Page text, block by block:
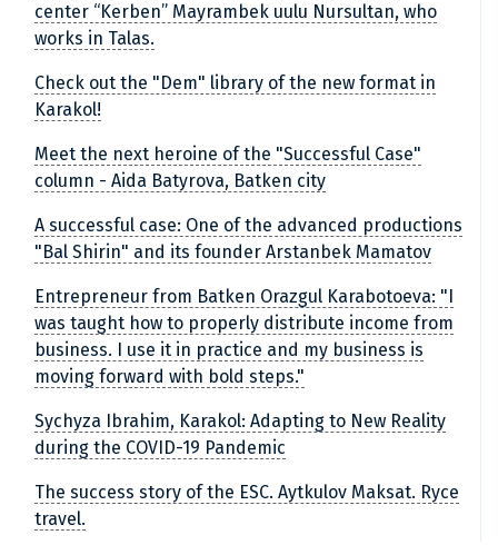
center “Kerben” Mayrambek uulu Nursultan, who
works in Talas.
Check out the "Dem" library of the new format in
Karakol!
Meet the next heroine of the "Successful Case"
column - Aida Batyrova, Batken city
A successful case: One of the advanced productions
"Bal Shirin" and its founder Arstanbek Mamatov
Entrepreneur from Batken Orazgul Karabotoeva: "I
was taught how to properly distribute income from
business. I use it in practice and my business is
moving forward with bold steps."
Sychyza Ibrahim, Karakol: Adapting to New Reality
during the COVID-19 Pandemic
The success story of the ESC. Aytkulov Maksat. Ryce
travel.